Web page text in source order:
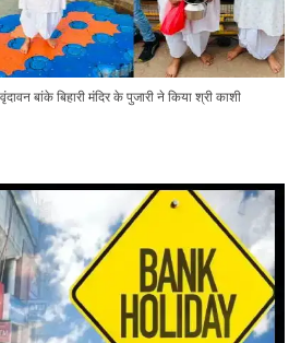
बांके बिहारी मंदिर के पुजारी ने किया श्री काशी